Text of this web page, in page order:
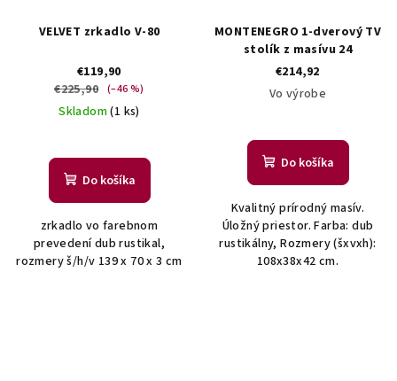
VELVET zrkadlo V-80
€119,90
€225,90 (–46 %)
Skladom(1 ks)
Do košíka
zrkadlo vo farebnom
prevedení dub rustikal,
rozmery š/h/v 139 x 70 x 3 cm
MONTENEGRO 1-dverový TV
stolík z masívu 24
€214,92
Vo výrobe
Do košíka
Kvalitný prírodný masív.
Úložný priestor. Farba: dub
rustikálny, Rozmery (šxvxh):
108x38x42 cm.